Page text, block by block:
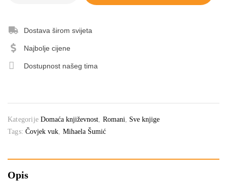
Dostava širom svijeta
Najbolje cijene
Dostupnost našeg tima
Kategorije Domaća književnost, Romani, Sve knjige
Tags: Čovjek vuk, Mihaela Šumić
Opis